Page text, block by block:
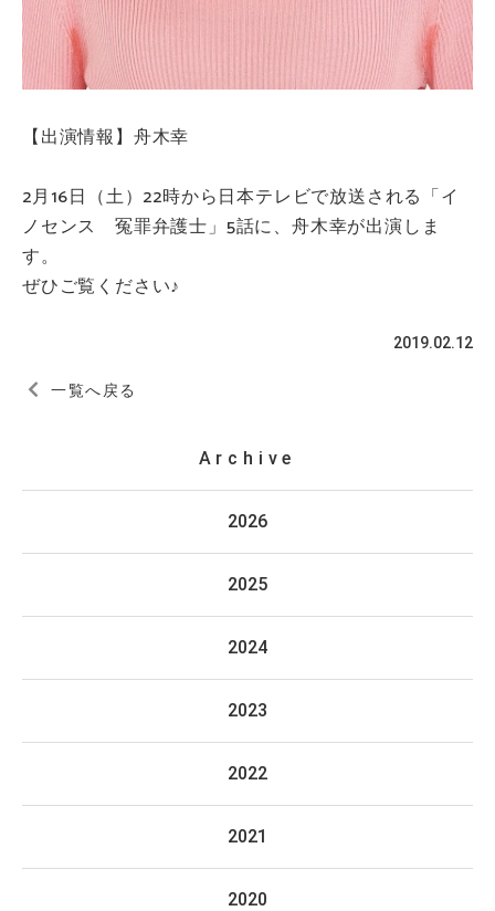
【出演情報】舟木幸
2月16日（土）22時から日本テレビで放送される「イ
ノセンス 冤罪弁護士」5話に、舟木幸が出演しま
す。
ぜひご覧ください♪
2019.02.12
一覧へ戻る
Archive
2026
2025
2024
2023
2022
2021
2020